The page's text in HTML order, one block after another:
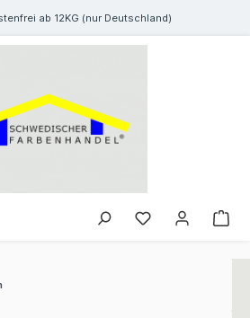
ab 12KG (nur Deutschland)